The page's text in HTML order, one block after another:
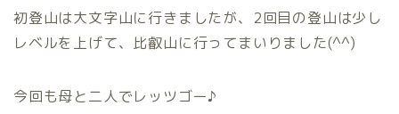
初登山は大文字山に行きましたが、2回目の登山は少し
レベルを上げて、比叡山に行ってまいりました(^^)
今回も母と二人でレッツゴー♪